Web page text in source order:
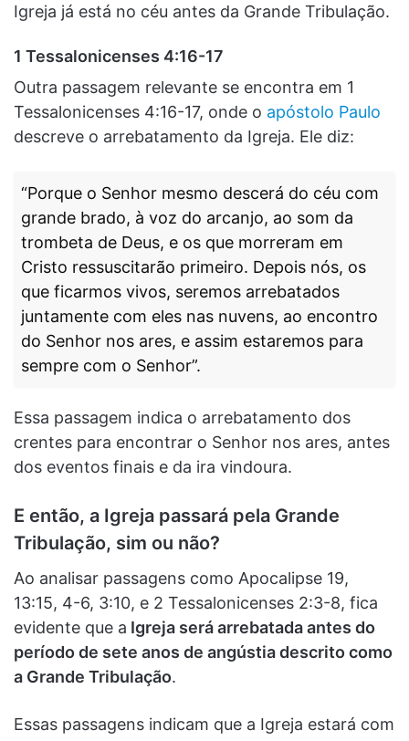
Igreja já está no céu antes da Grande Tribulação.
1 Tessalonicenses 4:16-17
Outra passagem relevante se encontra em 1
Tessalonicenses 4:16-17, onde o apóstolo Paulo
descreve o arrebatamento da Igreja. Ele diz:
“Porque o Senhor mesmo descerá do céu com
grande brado, à voz do arcanjo, ao som da
trombeta de Deus, e os que morreram em
Cristo ressuscitarão primeiro. Depois nós, os
que ficarmos vivos, seremos arrebatados
juntamente com eles nas nuvens, ao encontro
do Senhor nos ares, e assim estaremos para
sempre com o Senhor”.
Essa passagem indica o arrebatamento dos
crentes para encontrar o Senhor nos ares, antes
dos eventos finais e da ira vindoura.
E então, a Igreja passará pela Grande
Tribulação, sim ou não?
Ao analisar passagens como Apocalipse 19,
13:15, 4-6, 3:10, e 2 Tessalonicenses 2:3-8, fica
evidente que a Igreja será arrebatada antes do
período de sete anos de angústia descrito como
a Grande Tribulação.
Essas passagens indicam que a Igreja estará com